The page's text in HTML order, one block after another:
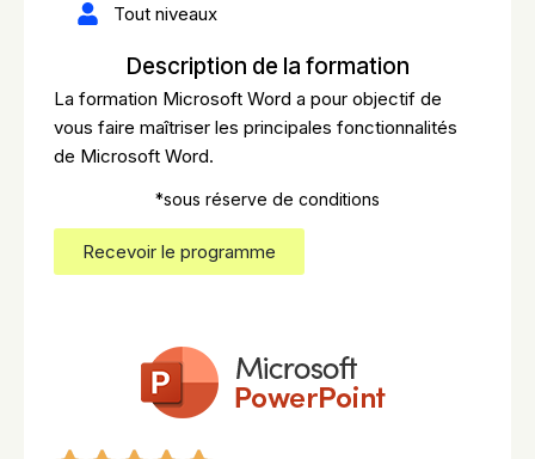
Tout niveaux
Description de la formation
La formation Microsoft Word a pour objectif de
vous faire maîtriser les principales fonctionnalités
de Microsoft Word.
*sous réserve de conditions
Recevoir le programme